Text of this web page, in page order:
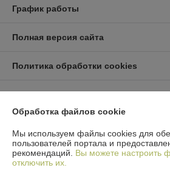
График работы
Полная версия сайта
Политика обработки cookies
Сайт создан на платформе Deal.by
Обработка файлов cookie
Мы используем файлы cookies для
пользователей портала и
рекомендаций. Вы можете настроить
отключить их.